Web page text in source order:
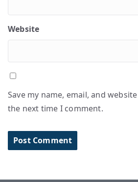
Website
Save my name, email, and
the next time I comment.